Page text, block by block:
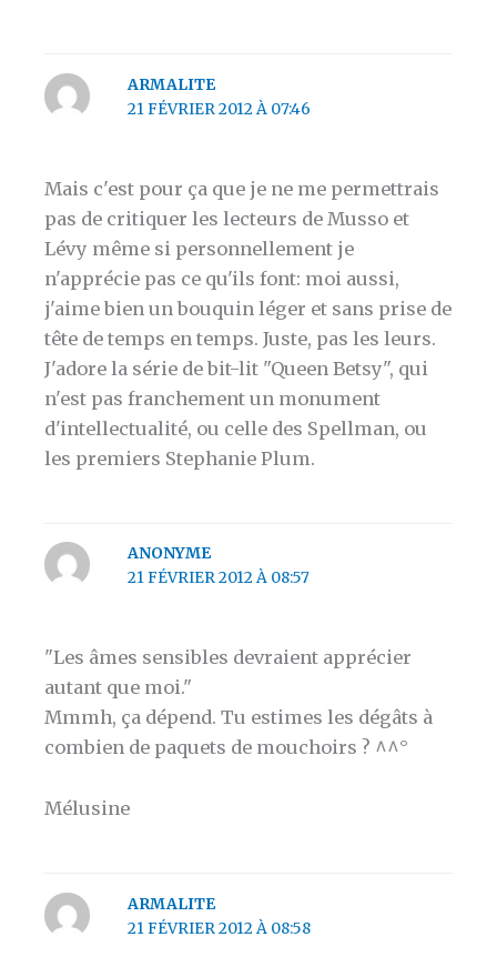
ARMALITE
21 FÉVRIER 2012 À 07:46
Mais c'est pour ça que je ne me permettrais
pas de critiquer les lecteurs de Musso et
Lévy même si personnellement je
n'apprécie pas ce qu'ils font: moi aussi,
j'aime bien un bouquin léger et sans prise de
tête de temps en temps. Juste, pas les leurs.
J'adore la série de bit-lit "Queen Betsy", qui
n'est pas franchement un monument
d'intellectualité, ou celle des Spellman, ou
les premiers Stephanie Plum.
ANONYME
21 FÉVRIER 2012 À 08:57
"Les âmes sensibles devraient apprécier
autant que moi."
Mmmh, ça dépend. Tu estimes les dégâts à
combien de paquets de mouchoirs ? ^^°
Mélusine
ARMALITE
21 FÉVRIER 2012 À 08:58